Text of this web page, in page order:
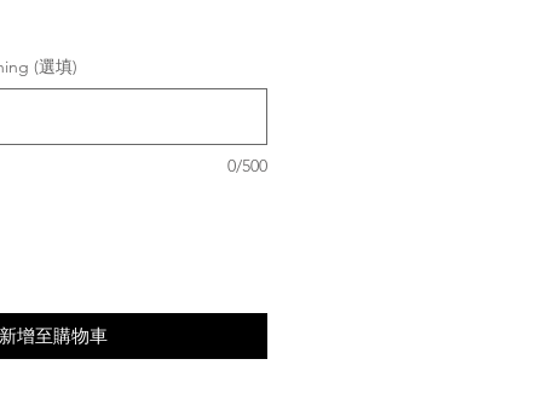
(選填)
0/500
新增至購物車